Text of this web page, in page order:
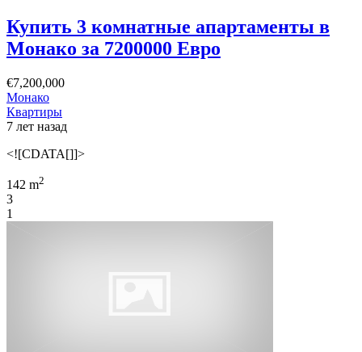
Купить 3 комнатные апартаменты в
Монако за 7200000 Евро
€7,200,000
Монако
Квартиры
7 лет назад
<![CDATA[]]>
142 m2
3
1